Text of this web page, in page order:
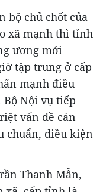
bộ chủ chốt của
xã mạnh thì tỉnh
ương mới
tập trung ở cấp
mạnh điều
Bộ Nội vụ tiếp
vấn đề cán
chuẩn, điều kiện
Thanh Mẫn,